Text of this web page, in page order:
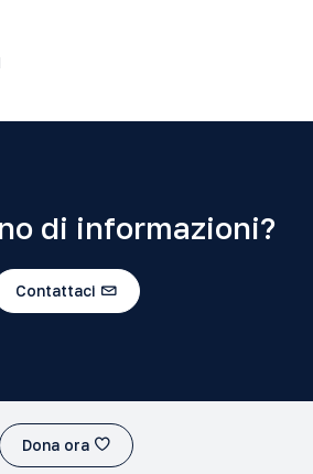
di informazioni?
Contattaci
Dona ora